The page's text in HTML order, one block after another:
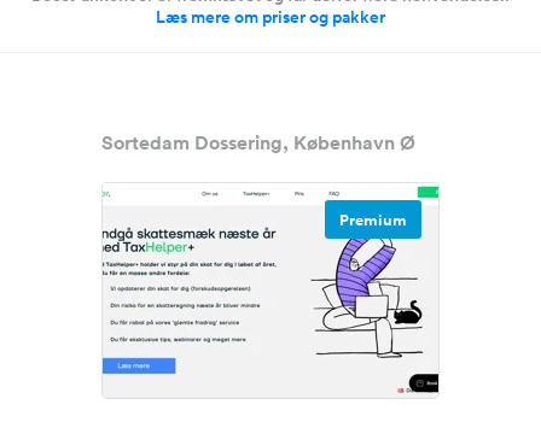
Læs mere om priser og pakker
Sortedam Dossering, København Ø
Premium